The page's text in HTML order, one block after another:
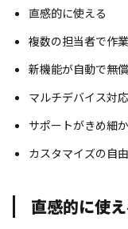
直感的に使える
複数の担当者で作
新機能が自動で無
マルチデバイス対
サポートがきめ細
カスタマイズの自
直感的に使